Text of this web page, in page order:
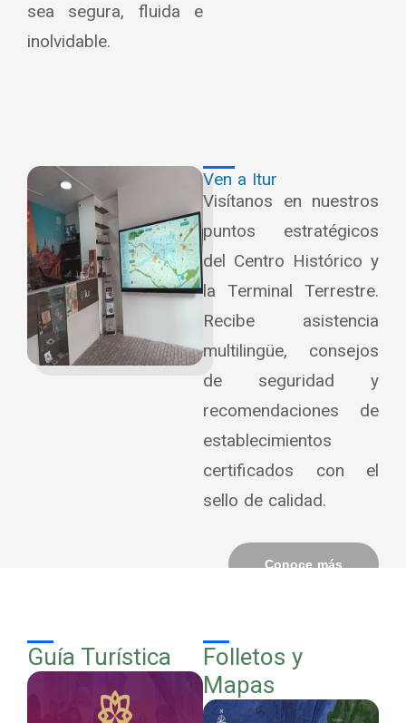
sea segura, fluida e
inolvidable.
Ven a Itur
Visítanos en nuestros
puntos estratégicos
del Centro Histórico y
la Terminal Terrestre.
Recibe asistencia
multilingüe, consejos
de seguridad y
recomendaciones de
establecimientos
certificados con el
sello de calidad.
Conoce más
Guía Turística
Folletos y
Mapas